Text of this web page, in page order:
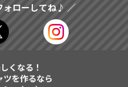
ォローしてね♪ ／
くなる！
を作るなら